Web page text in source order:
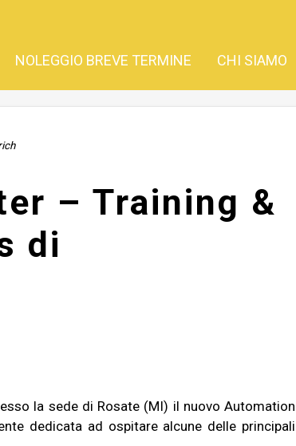
NOLEGGIO BREVE TERMINE CHI SIAMO
– Training &
di
la sede di Rosate (MI) il nuovo Automation
dedicata ad ospitare alcune delle principali